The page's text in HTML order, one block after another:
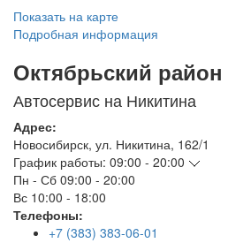
Показать на карте
Подробная информация
Октябрьский район
Автосервис на Никитина
Адрес:
Новосибирск, ул. Никитина, 162/1
График работы: 09:00 - 20:00
Пн - Сб 09:00 - 20:00
Вс 10:00 - 18:00
Телефоны:
+7 (383) 383-06-01